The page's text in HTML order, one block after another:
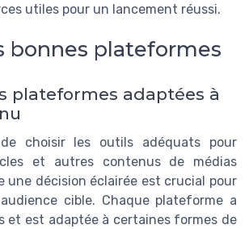
utiles pour un lancement réussi.
bonnes plateformes
plateformes adaptées à
choisir les outils adéquats pour
et autres contenus de médias
une décision éclairée est crucial pour
cible. Chaque plateforme a
et est adaptée à certaines formes de